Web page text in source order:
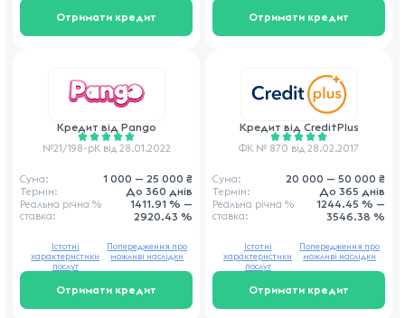
Отримати кредит Отримати кредит
Кредит від Pango
№21/198-pK від 28.01.2022
Сума: 1 000 — 25 000 ₴
Термін: До 360 днів
Реальна річна %
ставка:
1411.91 % —
2920.43 %
Отримати кредит
Істотні
характеристики
послуг
Попередження про
можливі наслідки
Кредит від CreditPlus
ФК № 870 від 28.02.2017
Сума: 20 000 — 50 000 ₴
Термін: До 365 днів
Реальна річна %
ставка:
1244.45 % —
3546.38 %
Отримати кредит
Істотні
характеристики
послуг
Попередження про
можливі наслідки